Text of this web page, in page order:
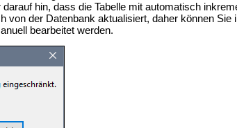
hin, dass die Tabelle mit automatisch
von der Datenbank aktualisiert, daher können Sie
bearbeitet werden.